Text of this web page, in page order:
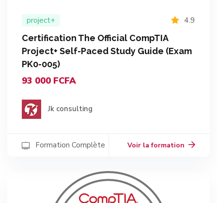
project+ 4.9
Certification The Official CompTIA
Project+ Self-Paced Study Guide (Exam
PK0-005)
93 000 FCFA
Jk consulting
Formation Complète Voir la formation